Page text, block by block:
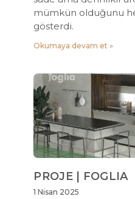
mümkün olduğunu
gösterdi.
Okumaya devam et »
PROJE | FOGLIA
1 Nisan 2025